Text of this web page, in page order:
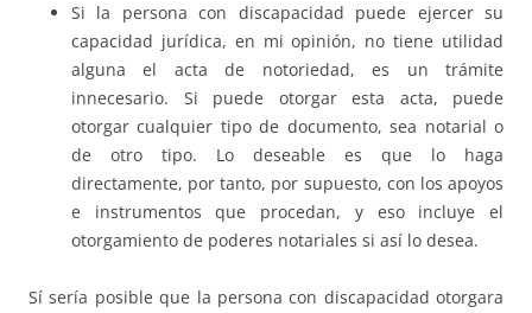
Si la persona con discapacidad puede ejercer su
capacidad jurídica, en mi opinión, no tiene utilidad
alguna el acta de notoriedad, es un trámite
innecesario. Si puede otorgar esta acta, puede
otorgar cualquier tipo de documento, sea notarial o
de otro tipo. Lo deseable es que lo haga
directamente, por tanto, por supuesto, con los apoyos
e instrumentos que procedan, y eso incluye el
otorgamiento de poderes notariales si así lo desea.
Sí sería posible que la persona con discapacidad otorgara